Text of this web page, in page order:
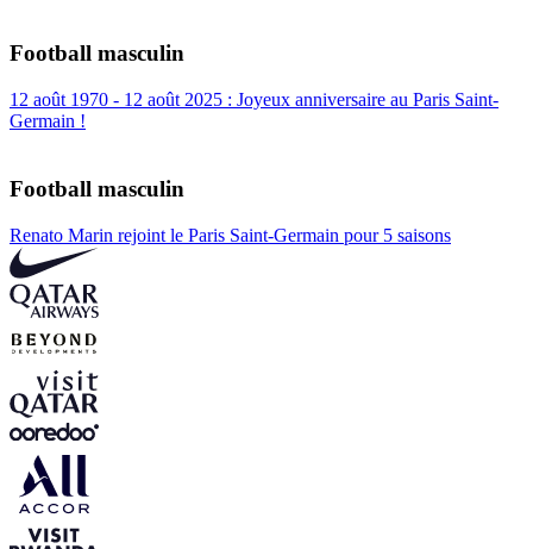
Football masculin
12 août 1970 - 12 août 2025 : Joyeux anniversaire au Paris Saint-
Germain !
Football masculin
Renato Marin rejoint le Paris Saint-Germain pour 5 saisons